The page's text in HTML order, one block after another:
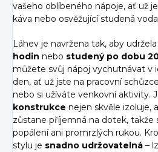
vašeho oblíbeného nápoje, ať už
káva nebo osvěžující studená
Láhev je navržena tak, aby udržela
hodin nebo studený po dobu
můžete svůj nápoj vychutnávat v
den, ať už jste na pracovní
nebo si užíváte venkovní aktivity.
konstrukce nejen skvěle izoluje,
zůstane příjemná na dotek, takže
popálení ani promrzlých rukou.
stylu je snadno udržovatelná –